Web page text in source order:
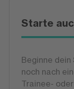
Starte
Beginne
noch nach
Trainee-